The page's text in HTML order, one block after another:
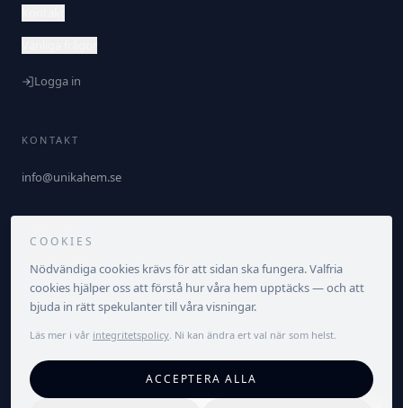
Logga in
KONTAKT
info@unikahem.se
IntegritetspolicyVillkorCookieinställningar
COOKIES
Nödvändiga cookies krävs för att sidan ska fungera. Valfria
cookies hjälper oss att förstå hur våra hem upptäcks — och att
bjuda in rätt spekulanter till våra visningar.
Läs mer i vår integritetspolicy. Ni kan ändra ert val när som helst.
ACCEPTERA ALLA